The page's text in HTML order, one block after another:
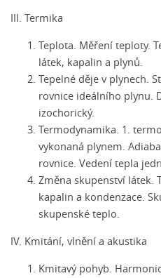
III. Termika
Teplota. Měření teploty.
látek, kapalin a plynů.
Tepelné děje v plynech.
rovnice ideálního plynu.
izochorický.
Termodynamika. 1.
vykonaná plynem.
rovnice. Vedení tepla
Změna skupenství látek.
kapalin a kondenzace.
skupenské teplo.
IV. Kmitání, vlnění a akustika
Kmitavý pohyb.